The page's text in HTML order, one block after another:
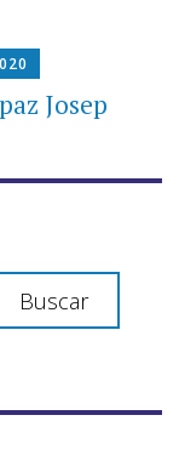
Josep
Buscar